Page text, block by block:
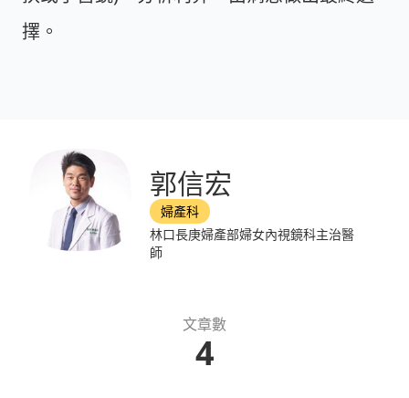
擇。
郭信宏
婦產科
林口長庚婦產部婦女內視鏡科主治醫
師
文章數
4